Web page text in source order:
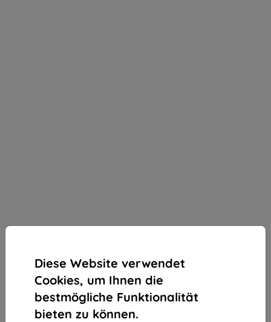
Diese Website verwendet
Cookies, um Ihnen die
bestmögliche Funktionalität
bieten zu können.